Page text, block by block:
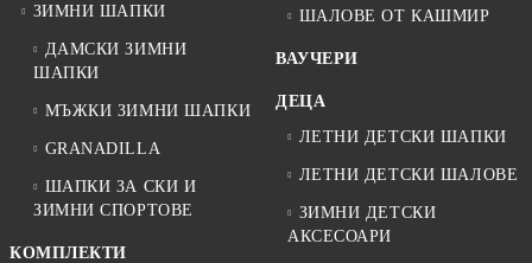
ЗИМНИ ШАПКИ
ДАМСКИ ЗИМНИ
ШАПКИ
МЪЖКИ ЗИМНИ ШАПКИ
GRANADILLA
ШАПКИ ЗА СКИ И
ЗИМНИ СПОРТОВЕ
КОМПЛЕКТИ
ШАЛОВЕ ОТ КАШМИР
ВАУЧЕРИ
ДЕЦА
ЛЕТНИ ДЕТСКИ ШАПКИ
ЛЕТНИ ДЕТСКИ ШАЛОВЕ
ЗИМНИ ДЕТСКИ
АКСЕСОАРИ